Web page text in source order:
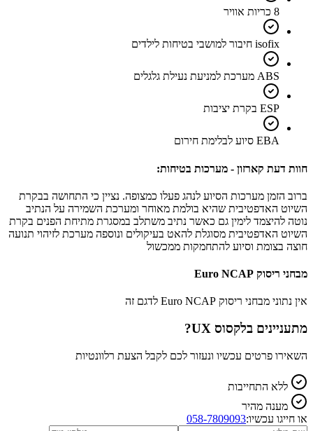
8 כריות אוויר
isofix חיבור למושבי בטיחות לילדים
ABS מערכת למניעת נעילת גלגלים
ESP בקרת יציבות
EBA סיוע לבלימת חירום
חוות דעת קארזון - מערכות בטיחות:
ברוב הזמן מערכות הסיוע לנהג פעלו כמצופה. נציין כי התחושה בבקרת
השיוט האדפטיבית שהיא בולמת מאוחר ומערכת השמירה על הנתיב
נוטה להיצמד לימין גם כאשר נתיב משתלב במסגרת מתיחת הפנים בקרת
השיוט האדפטיבית מסוגלת להאט בעיקולים ונוספה מערכת לזיהוי תנועה
חוצה בצומת וסיוע להתחמקות ממכשול
מבחני ריסוק Euro NCAP
אין נתוני מבחני ריסוק Euro NCAP לדגם זה
מתעניינים בלקסוס UX ?
השאירו פרטים עכשיו ונעזור לכם לקבל הצעת רלוונטיות
ללא התחייבות
מענה מהיר
או חייגו עכשיו:058-7809093